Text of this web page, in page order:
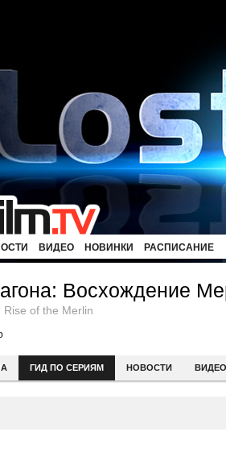
ВИДЕО НОВИНКИ РАСПИСАНИЕ
Восхождение
of the Merlin
ГИД ПО СЕРИЯМ НОВОСТИ ВИДЕО